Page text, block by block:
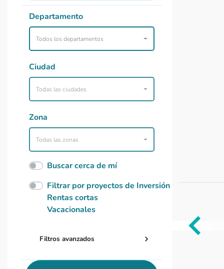
Item
Departamento
Todos los departamentos
Ciudad
Todas las ciudades
Zona
Todas las zonas
Buscar cerca de mí
Filtrar por proyectos de Inversión
Rentas cortas
Vacacionales
Filtros avanzados